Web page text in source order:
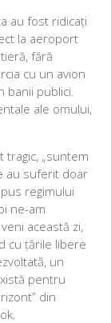
au fost ridicați
la aeroport
fără
cu un avion
publici.
ale omului,
tragic, „suntem
au suferit doar
regimului
ne-am
această zi,
cu țările libere
un
pentru
din